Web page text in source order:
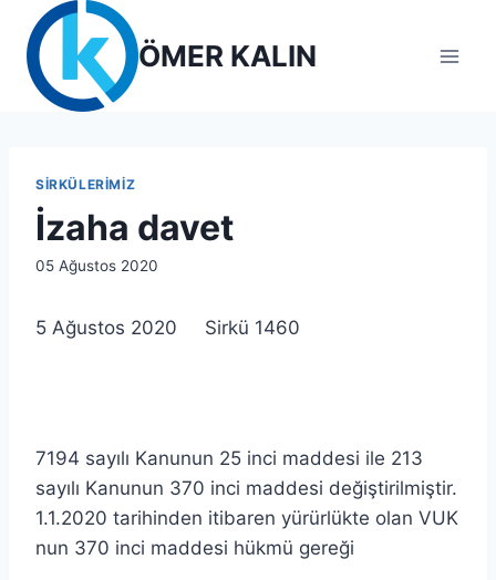
content
ÖMER KALIN
SIRKÜLERIMIZ
İzaha davet
By
05 Ağustos 2020
5 Ağustos 2020 Sirkü 1460
7194 sayılı Kanunun 25 inci maddesi ile 213
sayılı Kanunun 370 inci maddesi değiştirilmiştir.
1.1.2020 tarihinden itibaren yürürlükte olan VUK
nun 370 inci maddesi hükmü gereği